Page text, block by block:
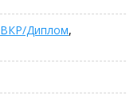
ВКР/Диплом,